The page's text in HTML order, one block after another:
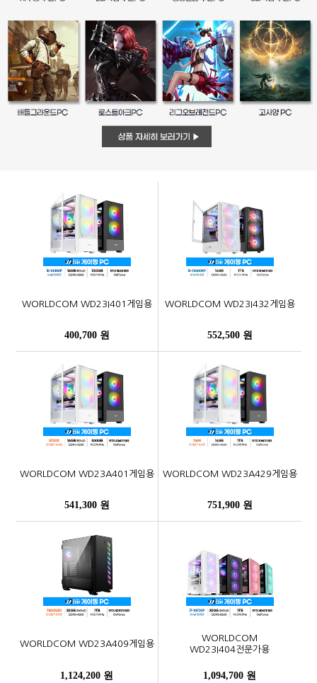
WORLDCOM WD23I401게임용
400,700 원
WORLDCOM WD23I432게임용
552,500 원
WORLDCOM WD23A401게임용
541,300 원
WORLDCOM WD23A429게임용
751,900 원
WORLDCOM WD23A409게임용
1,124,200 원
WORLDCOM
WD23I404전문가용
1,094,700 원